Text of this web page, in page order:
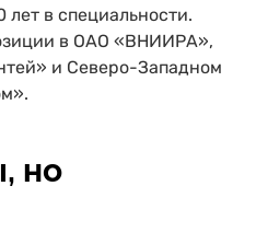
в специальности.
в ОАО «ВНИИРА»,
и Северо-Западном
но